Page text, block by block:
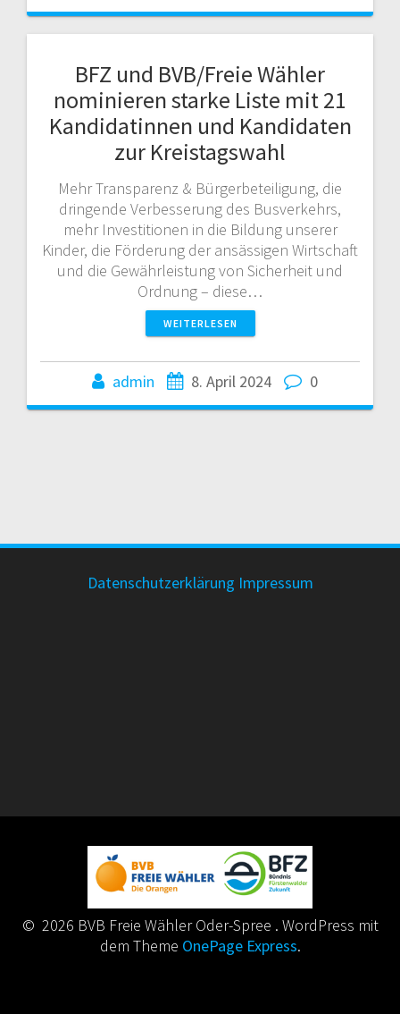
BFZ und BVB/Freie Wähler
nominieren starke Liste mit 21
Kandidatinnen und Kandidaten
zur Kreistagswahl
Mehr Transparenz & Bürgerbeteiligung, die
dringende Verbesserung des Busverkehrs,
mehr Investitionen in die Bildung unserer
Kinder, die Förderung der ansässigen Wirtschaft
und die Gewährleistung von Sicherheit und
Ordnung – diese…
WEITERLESEN
admin 8. April 2024 0
Datenschutzerklärung Impressum
© 2026 BVB Freie Wähler Oder-Spree . WordPress mit
dem Theme OnePage Express.